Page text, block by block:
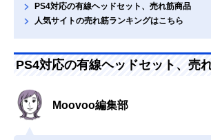
PS4対応の有線ヘッドセット、売れ筋商品
人気サイトの売れ筋ランキングはこちら
PS4対応の有線ヘッドセット、売
Moovoo編集部